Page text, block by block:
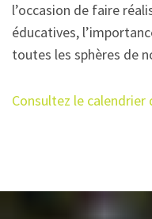
l’occasion de faire
éducatives,
toutes les sphères de
Consultez le